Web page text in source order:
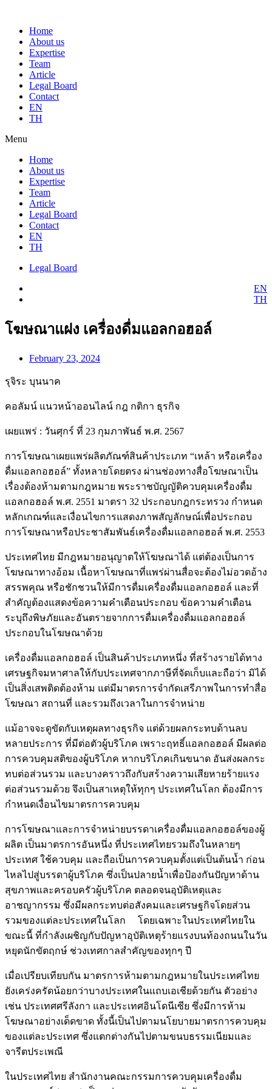
Home
About us
Expertise
Team
Article
Legal Board
Contact
EN
TH
Menu
Home
About us
Expertise
Team
Article
Legal Board
Contact
EN
TH
Legal Board
EN
TH
โฆษณาแฝง เครื่องดื่มแอลกอฮอล์
February 23, 2024
รุจิระ บุนนาค
คอลัมน์ แนวหน้าออนไลน์ กฎ กติกา ธุรกิจ
เผยแพร่ : วันศุกร์ ที่ 23 กุมภาพันธ์ พ.ศ. 2567
การโฆษณาเผยแพร่ผลิตภัณฑ์สินค้าประเภท “เหล้า หรือเครื่อง
ดื่มแอลกอฮอล์” ทั้งหลายโดยตรง ผ่านช่องทางสื่อโฆษณาเป็น
เรื่องต้องห้ามตามกฎหมาย พระราชบัญญัติควบคุมเครื่องดื่ม
แอลกอฮอล์ พ.ศ. 2551 มาตรา 32 ประกอบกฎกระทรวง กำหนด
หลักเกณฑ์และเงื่อนไขการแสดงภาพสัญลักษณ์เพื่อประกอบ
การโฆษณาหรือประชาสัมพันธ์เครื่องดื่มแอลกอฮอล์ พ.ศ. 2553
ประเทศไทย มีกฎหมายอนุญาตให้โฆษณาได้ แต่ต้องเป็นการ
โฆษณาทางอ้อม เนื้อหาโฆษณาที่แพร่ผ่านสื่อจะต้องไม่อวดอ้าง
สรรพคุณ หรือชักชวนให้มีการดื่มเครื่องดื่มแอลกอฮอล์ และที่
สำคัญต้องแสดงข้อความคำเตือนประกอบ ข้อความคำเตือน
ระบุถึงพิษภัยและอันตรายจากการดื่มเครื่องดื่มแอลกอฮอล์
ประกอบในโฆษณาด้วย
เครื่องดื่มแอลกอฮอล์ เป็นสินค้าประเภทหนึ่ง ที่สร้างรายได้ทาง
เศรษฐกิจมหาศาลให้กับประเทศจากภาษีที่จัดเก็บและถือว่า มิได้
เป็นสิ่งเสพติดต้องห้าม แต่มีมาตรการจำกัดเสรีภาพในการทำสื่อ
โฆษณา สถานที่ และรวมถึงเวลาในการจำหน่าย
แม้อาจจะดูขัดกับเหตุผลทางธุรกิจ แต่ด้วยผลกระทบด้านลบ
หลายประการ ที่มีต่อตัวผู้บริโภค เพราะฤทธิ์แอลกอฮอล์ มีผลต่อ
การควบคุมสติของผู้บริโภค หากบริโภคเกินขนาด อันส่งผลกระ
ทบต่อส่วนรวม และบางคราวถึงกับสร้างความเสียหายร้ายแรง
ต่อส่วนรวมด้วย จึงเป็นสาเหตุให้ทุกๆ ประเทศในโลก ต้องมีการ
กำหนดเงื่อนไขมาตรการควบคุม
การโฆษณาและการจำหน่ายบรรดาเครื่องดื่มแอลกอฮอล์ของผู้
ผลิต เป็นมาตรการอันหนึ่ง ที่ประเทศไทยรวมถึงในหลายๆ
ประเทศ ใช้ควบคุม และถือเป็นการควบคุมตั้งแต่เป็นต้นน้ำ ก่อน
ไหลไปสู่บรรดาผู้บริโภค ซึ่งเป็นปลายน้ำเพื่อป้องกันปัญหาด้าน
สุขภาพและครอบครัวผู้บริโภค ตลอดจนอุบัติเหตุและ
อาชญากรรม ซึ่งมีผลกระทบต่อสังคมและเศรษฐกิจโดยส่วน
รวมของแต่ละประเทศในโลก โดยเฉพาะในประเทศไทยใน
ขณะนี้ ที่กำลังเผชิญกับปัญหาอุบัติเหตุร้ายแรงบนท้องถนนในวัน
หยุดนักขัตฤกษ์ ช่วงเทศกาลสำคัญของทุกๆ ปี
เมื่อเปรียบเทียบกัน มาตรการห้ามตามกฎหมายในประเทศไทย
ยังเคร่งครัดน้อยกว่าบางประเทศในแถบเอเชียด้วยกัน ตัวอย่าง
เช่น ประเทศศรีลังกา และประเทศอินโดนีเซีย ซึ่งมีการห้าม
โฆษณาอย่างเด็ดขาด ทั้งนี้เป็นไปตามนโยบายมาตรการควบคุม
ของแต่ละประเทศ ซึ่งแตกต่างกันไปตามขนบธรรมเนียมและ
จารีตประเพณี
ในประเทศไทย สำนักงานคณะกรรมการควบคุมเครื่องดื่ม